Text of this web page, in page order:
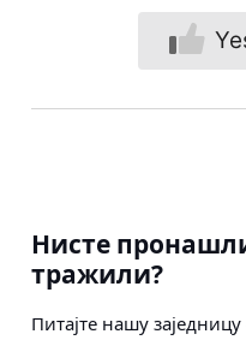
Нисте
тражили?
Питајте нашу